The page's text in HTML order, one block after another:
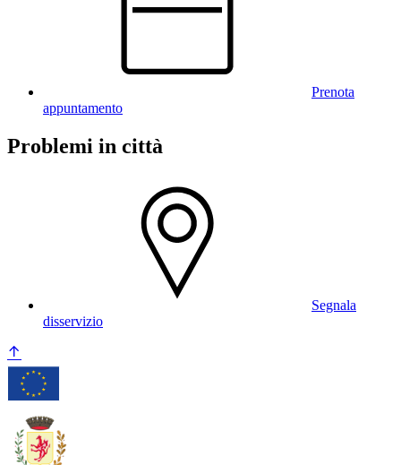
Prenota
appuntamento
Problemi in città
Segnala
disservizio